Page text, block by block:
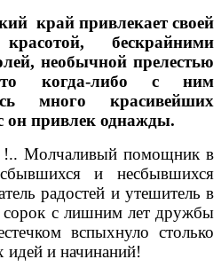
край привлекает своей
бескрайними
необычной прелестью
когда-либо с ним
много красивейших
он привлек однажды.
Молчаливый помощник в
и несбывшихся
радостей и утешитель в
сорок с лишним лет дружбы
вспыхнуло столько
идей и начинаний!